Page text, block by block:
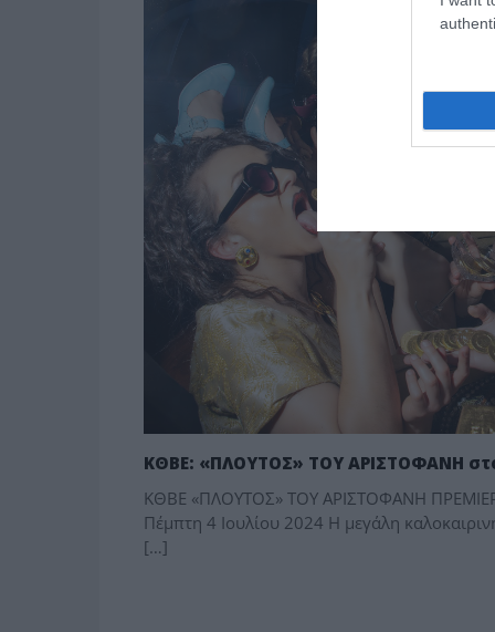
ΚΘΒΕ: «ΠΛΟΥΤΟΣ» ΤΟΥ ΑΡΙΣΤΟΦΑΝΗ
ΚΘΒΕ «ΠΛΟΥΤΟΣ» ΤΟΥ ΑΡΙΣΤΟΦΑΝΗ
Πέμπτη 4 Ιουλίου 2024 Η μεγάλη
[…]